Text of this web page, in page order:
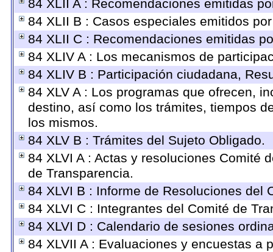
84 XLII A : Recomendaciones emitidas
84 XLII B : Casos especiales emitidos
84 XLII C : Recomendaciones emitidas
84 XLIV A : Los mecanismos de
84 XLIV B : Participación ciudadana,
84 XLV A : Los programas que ofrecen,
destino, así como los trámites, tiempos
los mismos.
84 XLV B : Trámites del Sujeto Obligado.
84 XLVI A : Actas y resoluciones Comité
de Transparencia.
84 XLVI B : Informe de Resoluciones del
84 XLVI C : Integrantes del Comité de
84 XLVI D : Calendario de sesiones
84 XLVII A : Evaluaciones y encuestas a